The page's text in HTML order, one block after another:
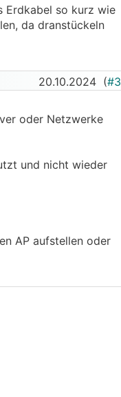
Erdkabel so kurz wie
da dranstückeln
20.10.2024 (#3
oder Netzwerke
und nicht wieder
AP aufstellen oder